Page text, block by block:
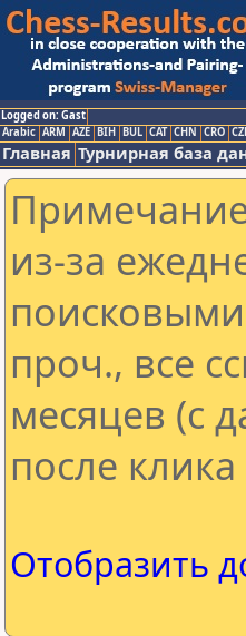
Logged on: Gast
Arabic ARM AZE BIH BUL CAT CHN CRO
Главная Турнирная база
из-за
проч., все
месяцев (с
после
Отобразить